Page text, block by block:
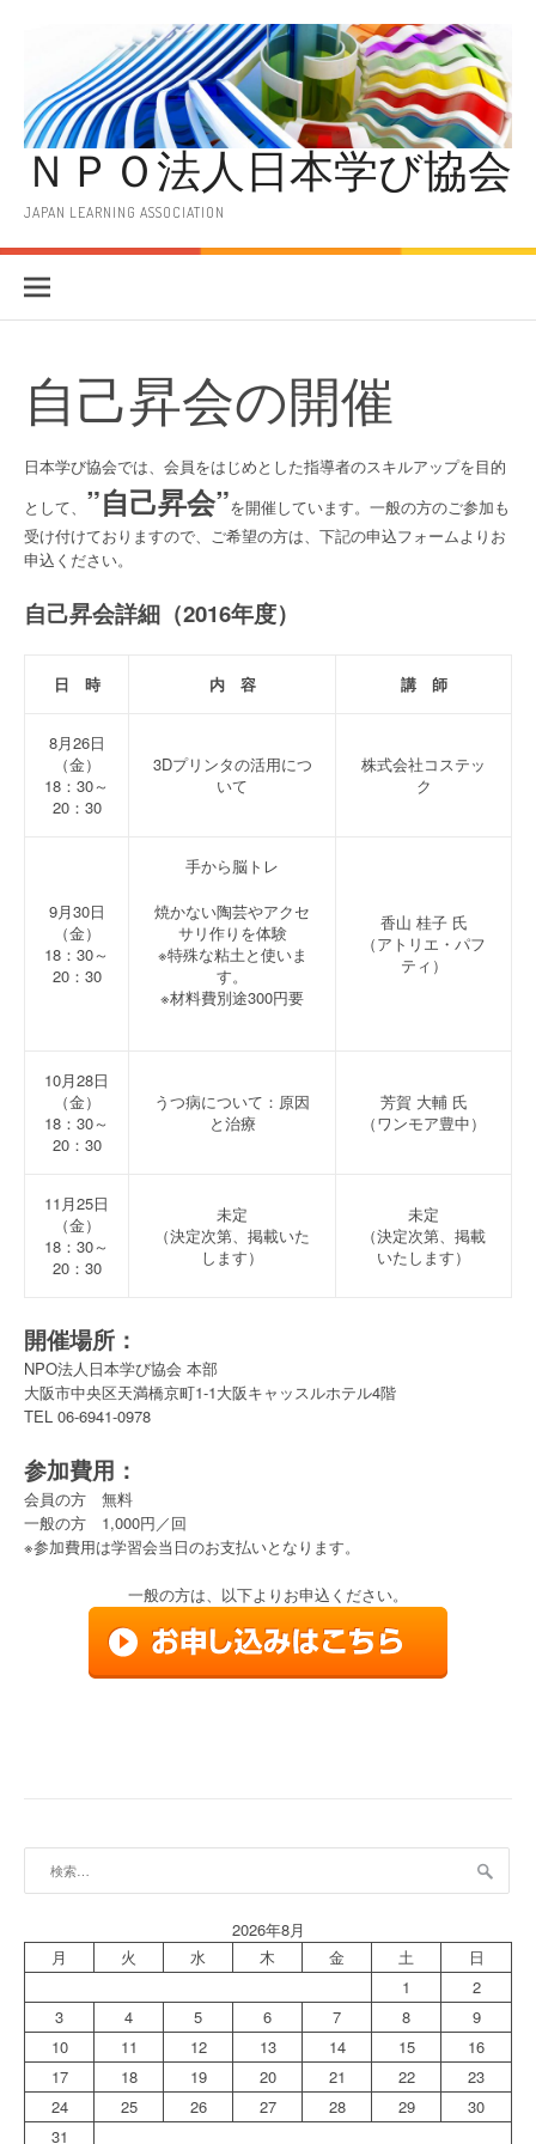
ＮＰＯ法人日本学び協会
JAPAN LEARNING ASSOCIATION
自己昇会の開催
日本学び協会では、会員をはじめとした指導者のスキルアップを目的
として、 ”自己昇会”を開催しています。一般の方のご参加も
受け付けておりますので、ご希望の方は、下記の申込フォームよりお
申込ください。
自己昇会詳細（2016年度）
日 時 内 容 講 師
8月26日
（金）
18：30～
20：30
3Dプリンタの活用につ
いて
株式会社コステッ
ク
9月30日
（金）
18：30～
20：30
手から脳トレ
焼かない陶芸やアクセ
サリ作りを体験
※特殊な粘土と使いま
す。
※材料費別途300円要
香山 桂子 氏
（アトリエ・パフ
ティ）
10月28日
（金）
18：30～
20：30
うつ病について：原因
と治療
芳賀 大輔 氏
（ワンモア豊中）
11月25日
（金）
18：30～
20：30
未定
（決定次第、掲載いた
します）
未定
（決定次第、掲載
いたします）
開催場所：
NPO法人日本学び協会 本部
大阪市中央区天満橋京町1-1大阪キャッスルホテル4階
TEL 06-6941-0978
参加費用：
会員の方 無料
一般の方 1,000円／回
※参加費用は学習会当日のお支払いとなります。
一般の方は、以下よりお申込ください。
2026年8月
月
火 水 木 金 土
日
1
2
3
4 5 6 7 8
9
10
11 12 13 14 15
16
17
18 19 20 21 22
23
24
25 26 27 28 29
30
31